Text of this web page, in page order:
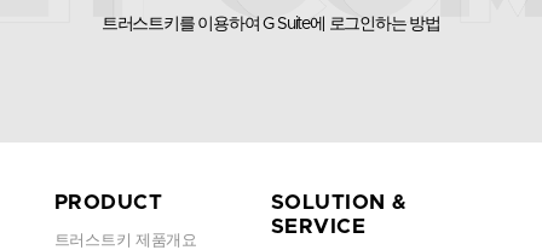
트러스트키G 시리즈
트러스트키를 이용하여 G Suite에 로그인하는 방법
PRODUCT
트러스트키 제품개요
SOLUTION &
SERVICE